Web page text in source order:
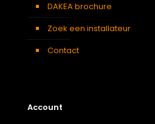
DAKEA brochure
Zoek een installateur
Contact
Account